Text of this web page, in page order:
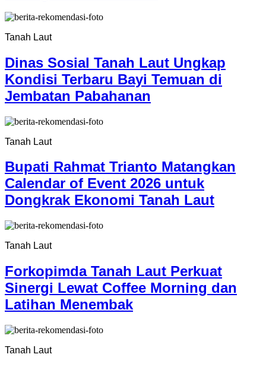
Tanah Laut
Dinas Sosial Tanah Laut Ungkap
Kondisi Terbaru Bayi Temuan di
Jembatan Pabahanan
Tanah Laut
Bupati Rahmat Trianto Matangkan
Calendar of Event 2026 untuk
Dongkrak Ekonomi Tanah Laut
Tanah Laut
Forkopimda Tanah Laut Perkuat
Sinergi Lewat Coffee Morning dan
Latihan Menembak
Tanah Laut